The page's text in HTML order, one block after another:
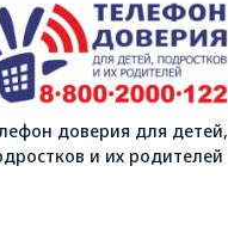
доверия для детей,
и их родителей